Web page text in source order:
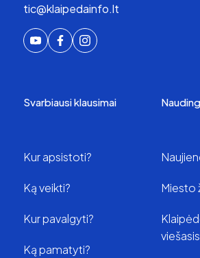
tic@klaipedainfo.lt
Svarbiausi klausimai
Kur apsistoti?
Ką veikti?
Kur pavalgyti?
Ką pamatyti?
Miesto